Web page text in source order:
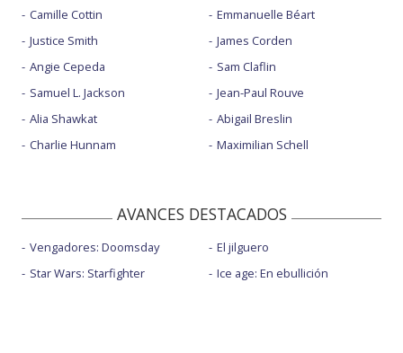
Camille Cottin
Justice Smith
Angie Cepeda
Samuel L. Jackson
Alia Shawkat
Charlie Hunnam
Emmanuelle Béart
James Corden
Sam Claflin
Jean-Paul Rouve
Abigail Breslin
Maximilian Schell
AVANCES DESTACADOS
Vengadores: Doomsday
Star Wars: Starfighter
El jilguero
Ice age: En ebullición